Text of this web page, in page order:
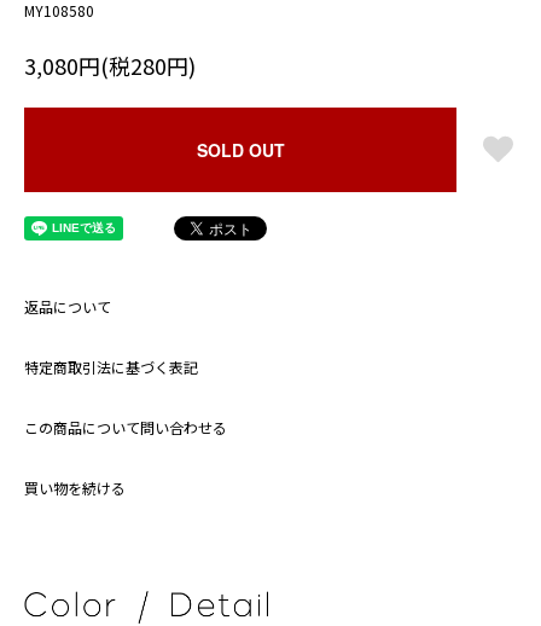
MY108580
3,080円(税280円)
SOLD OUT
返品について
特定商取引法に基づく表記
この商品について問い合わせる
買い物を続ける